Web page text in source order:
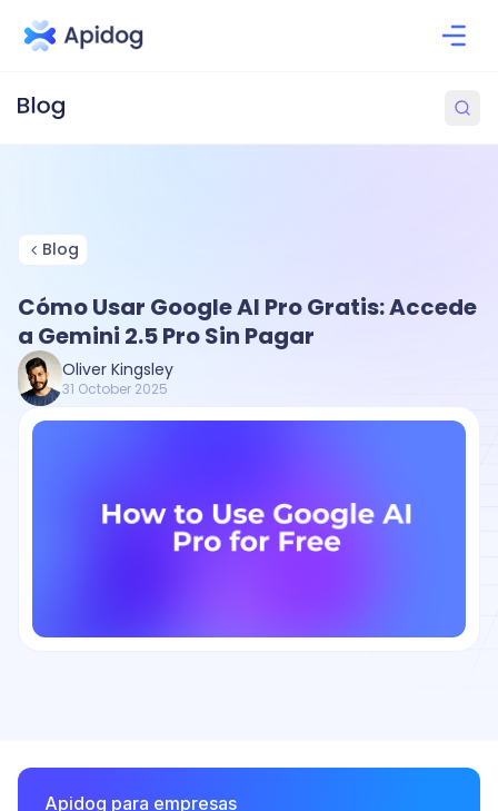
Blog
Cómo Usar Google AI Pro Gratis: Accede
a Gemini 2.5 Pro Sin Pagar
Oliver Kingsley
31 October 2025
Apidog para empresas